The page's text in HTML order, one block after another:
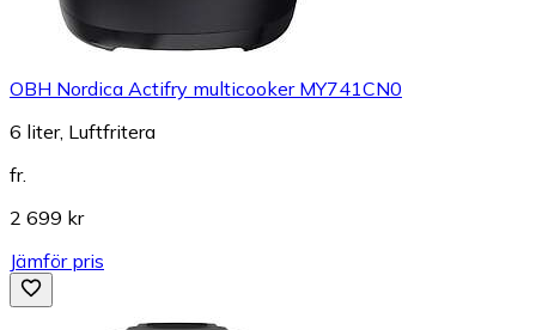
OBH Nordica Actifry multicooker MY741CN0
6 liter, Luftfritera
fr.
2 699 kr
Jämför pris